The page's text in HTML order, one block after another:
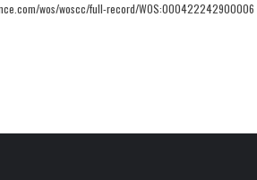
wos/woscc/full-record/WOS:000422242900006